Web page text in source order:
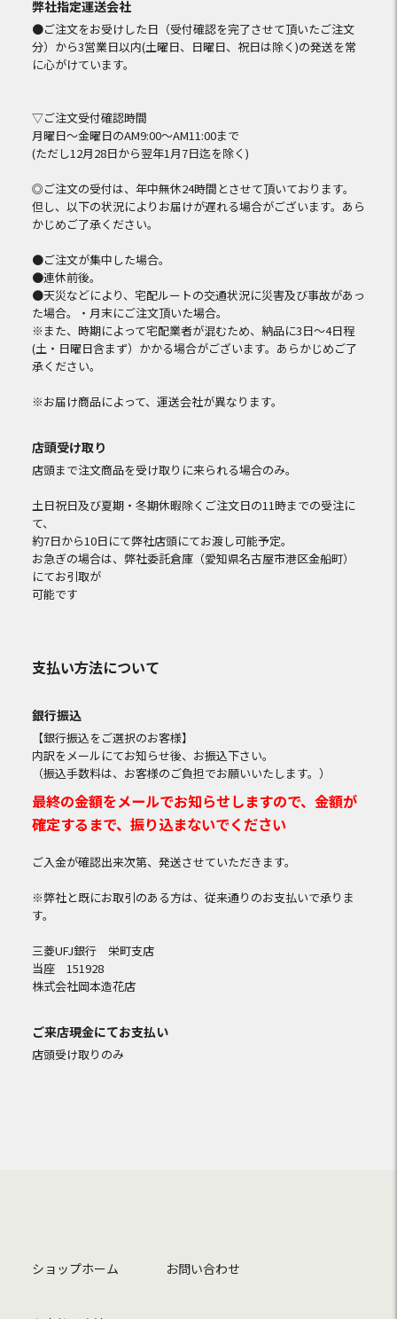
弊社指定運送会社
●ご注文をお受けした日（受付確認を完了させて頂いたご注文
分）から3営業日以内(土曜日、日曜日、祝日は除く)の発送を常
に心がけています。
▽ご注文受付確認時間
月曜日～金曜日のAM9:00～AM11:00まで
(ただし12月28日から翌年1月7日迄を除く)
◎ご注文の受付は、年中無休24時間とさせて頂いております。
但し、以下の状況によりお届けが遅れる場合がございます。あら
かじめご了承ください。
●ご注文が集中した場合。
●連休前後。
●天災などにより、宅配ルートの交通状況に災害及び事故があっ
た場合。・月末にご注文頂いた場合。
※また、時期によって宅配業者が混むため、納品に3日～4日程
(土・日曜日含まず）かかる場合がございます。あらかじめご了
承ください。
※お届け商品によって、運送会社が異なります。
店頭受け取り
店頭まで注文商品を受け取りに来られる場合のみ。
土日祝日及び夏期・冬期休暇除くご注文日の11時までの受注に
て、
約7日から10日にて弊社店頭にてお渡し可能予定。
お急ぎの場合は、弊社委託倉庫（愛知県名古屋市港区金船町）
にてお引取が
可能です
支払い方法について
銀行振込
【銀行振込をご選択のお客様】
内訳をメールにてお知らせ後、お振込下さい。
（振込手数料は、お客様のご負担でお願いいたします。）
最終の金額をメールでお知らせしますので、金額が
確定するまで、振り込まないでください
ご入金が確認出来次第、発送させていただきます。
※弊社と既にお取引のある方は、従来通りのお支払いで承りま
す。
三菱UFJ銀行 栄町支店
当座 151928
株式会社岡本造花店
ご来店現金にてお支払い
店頭受け取りのみ
ショップホーム お問い合わせ